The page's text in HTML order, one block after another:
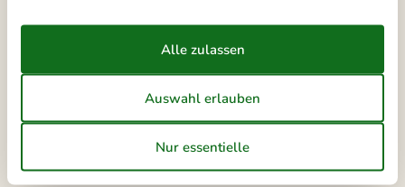
Januar 2027
Mi Do Fr
1
4 5 6 7 8 9
10